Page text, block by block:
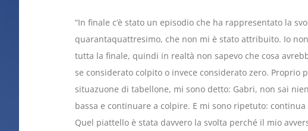
“In finale c’è stato un episodio che ha rappresentato la
quarantaquattresimo, che non mi è stato attribuito. Io
tutta la finale, quindi in realtà non sapevo che cosa
se considerato colpito o invece considerato zero. Proprio
situazuone di tabellone, mi sono detto: Gabri, non sai
bassa e continuare a colpire. E mi sono ripetuto:
Quel piattello è stata davvero la svolta perché il mio